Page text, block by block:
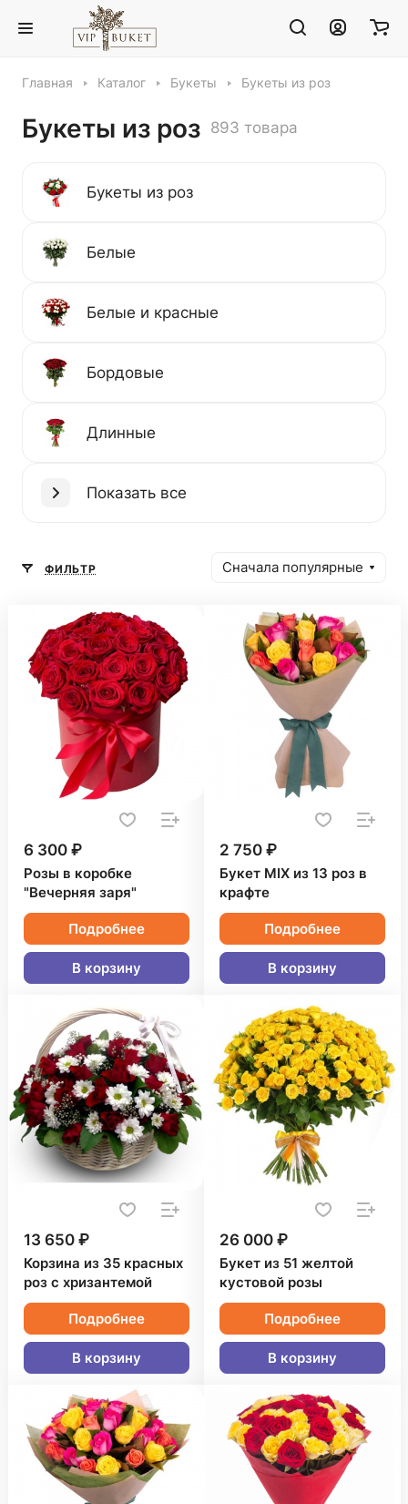
Главная Каталог Букеты Букеты из роз
Букеты из роз 893 товара
Букеты из роз
Белые
Белые и красные
Бордовые
Длинные
Показать все
ФИЛЬТР Сначала популярные
6 300 ₽
Розы в коробке
"Вечерняя заря"
Подробнее
В корзину
2 750 ₽
Букет MIX из 13 роз в
крафте
Подробнее
В корзину
13 650 ₽
Корзина из 35 красных
роз с хризантемой
Подробнее
В корзину
26 000 ₽
Букет из 51 желтой
кустовой розы
Подробнее
В корзину